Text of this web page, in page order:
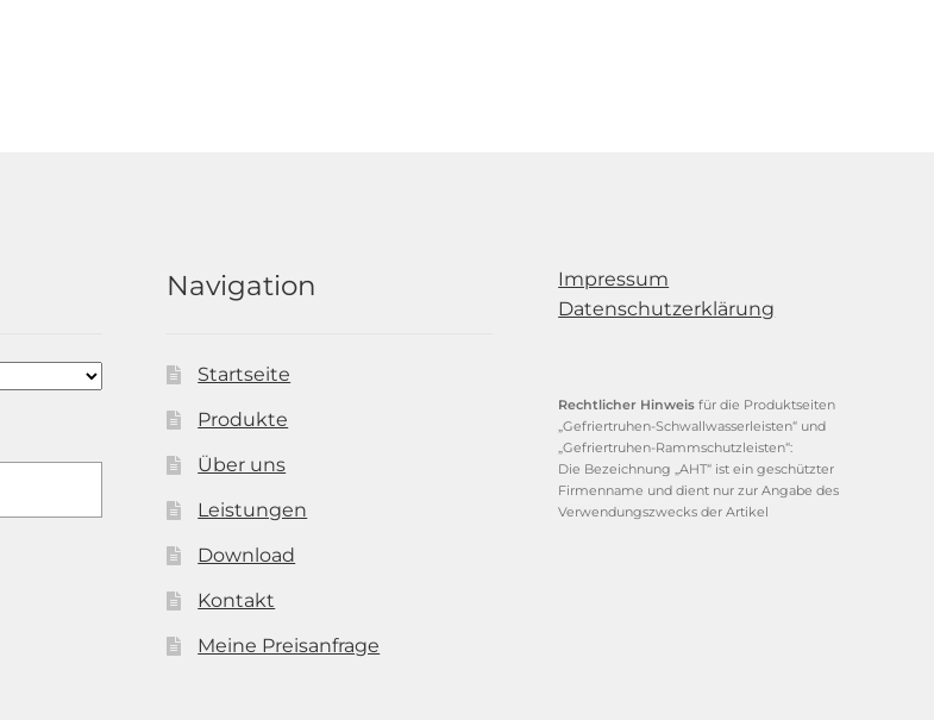
Navigation
Startseite
Produkte
Über uns
Leistungen
Download
Kontakt
Meine Preisanfrage
Impressum
Datenschutzerklärung
Rechtlicher Hinweis für die Produktseiten
„Gefriertruhen-Schwallwasserleisten“ und
„Gefriertruhen-Rammschutzleisten“:
Die Bezeichnung „AHT“ ist ein geschützter
Firmenname und dient nur zur Angabe des
Verwendungszwecks der Artikel